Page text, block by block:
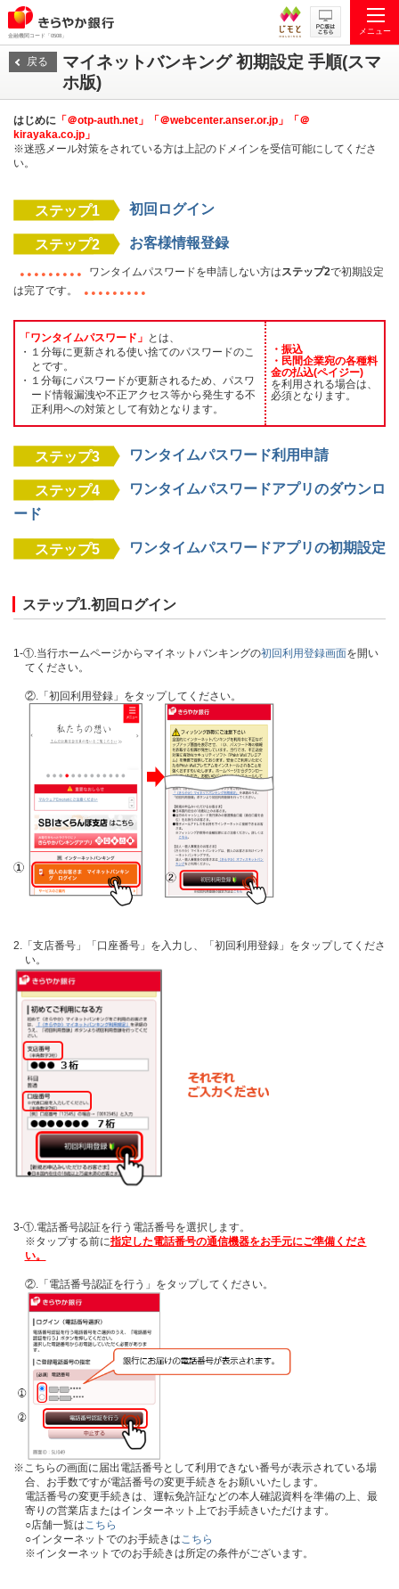
金融機関コード「0508」
メニュー
戻る
マイネットバンキング 初期設定 手順(スマ
ホ版)
はじめに 「＠otp-auth.net」「＠webcenter.anser.or.jp」「＠
kirayaka.co.jp」
※迷惑メール対策をされている方は上記のドメインを受信可能にしてくださ
い。
ステップ1 初回ログイン
ステップ2 お客様情報登録
ワンタイムパスワードを申請しない方はステップ2で初期設定
は完了です。
「ワンタイムパスワード」 とは、
・１分毎に更新される使い捨てのパスワードのこ
とです。
・１分毎にパスワードが更新されるため、パスワ
ード情報漏洩や不正アクセス等から発生する不
正利用への対策として有効となります。
・振込
・民間企業宛の各種料
金の払込(ペイジー)
を利用される場合は、
必須となります。
ステップ3 ワンタイムパスワード利用申請
ステップ4
ワンタイムパスワードアプリのダウンロ
ード
ステップ5 ワンタイムパスワードアプリの初期設定
ステップ1.初回ログイン
1-①.当行ホームページからマイネットバンキングの初回利用登録画面を開い
てください。
②.「初回利用登録」をタップしてください。
2.「支店番号」「口座番号」を入力し、「初回利用登録」をタップしてくださ
い。
3-①.電話番号認証を行う電話番号を選択します。
※タップする前に指定した電話番号の通信機器をお手元にご準備くださ
い。
②.「電話番号認証を行う」をタップしてください。
※こちらの画面に届出電話番号として利用できない番号が表示されている場
合、お手数ですが電話番号の変更手続きをお願いいたします。
電話番号の変更手続きは、運転免許証などの本人確認資料を準備の上、最
寄りの営業店またはインターネット上でお手続きいただけます。
○店舗一覧はこちら
○インターネットでのお手続きはこちら
※インターネットでのお手続きは所定の条件がございます。